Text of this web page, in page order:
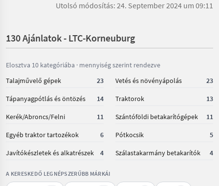
Utolsó módosítás: 24. September 2024 um 09:11
130 Ajánlatok - LTC-Korneuburg
Elosztva 10 kategóriába · mennyiség szerint rendezve
Talajművelő gépek
23 Vetés és növényápolás 23
Tápanyagpótlás és öntözés 14 Traktorok 13
Kerék/Abroncs/Felni 11 Szántóföldi betakarítógépek 11
Egyéb traktor tartozékok 6 Pótkocsik 5
Javítókészletek és alkatrészek 4 Szálastakarmány betakarítók 4
A KERESKEDŐ LEGNÉPSZERŰBB MÁRKÁI